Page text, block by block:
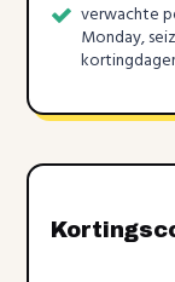
verwachte
Monday,